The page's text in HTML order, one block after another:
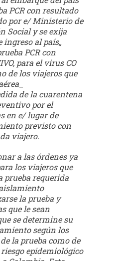
PCR con resultado
por e/ Ministerio de
Social y se exija
ingreso al país„
PCR con
para el virus CO
de los viajeros que
de la cuarentena
por el
en e/ lugar de
previsto con
viajero.
a las órdenes ya
los viajeros que
prueba requerida
la prueba y
que le sean
se determine su
según los
la prueba como de
epidemiológico